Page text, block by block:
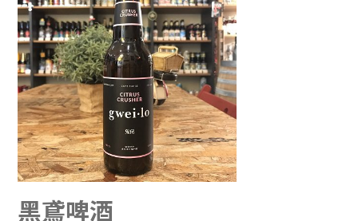
黑鳶啤酒